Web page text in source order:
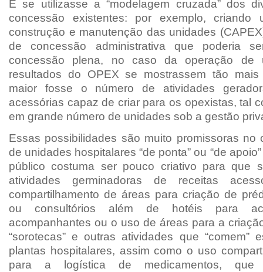
E se utilizasse a “modelagem cruzada” dos
concessão existentes: por exemplo, criando
construção e manutenção das unidades
de concessão administrativa que poderia
concessão plena, no caso da operação de
resultados do OPEX se mostrassem tão mais
maior fosse o número de atividades
acessórias capaz de criar para os opexistas, tal
em grande número de unidades sob a gestão
Essas possibilidades são muito promissoras no
de unidades hospitalares “de ponta” ou “de
público costuma ser pouco criativo para que
atividades germinadoras de receitas
compartilhamento de áreas para criação de
ou consultórios além de hotéis para
acompanhantes ou o uso de áreas para a
“sorotecas” e outras atividades que “comem”
plantas hospitalares, assim como o uso
para a logística de medicamentos, que